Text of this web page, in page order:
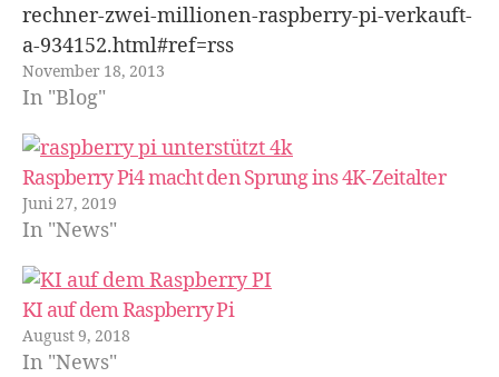
rechner-zwei-millionen-raspberry-pi-verkauft-
a-934152.html#ref=rss
November 18, 2013
In "Blog"
Raspberry Pi4 macht den Sprung ins 4K-Zeitalter
Juni 27, 2019
In "News"
KI auf dem Raspberry Pi
August 9, 2018
In "News"